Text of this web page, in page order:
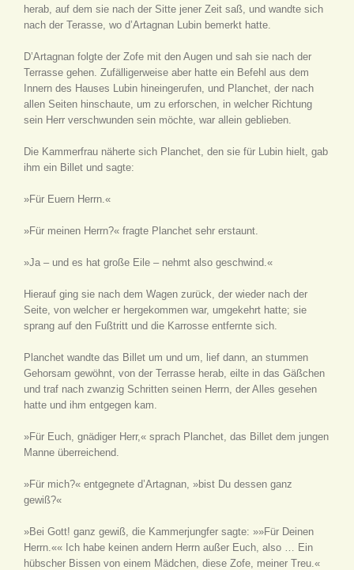
herab, auf dem sie nach der Sitte jener Zeit saß, und wandte sich
nach der Terasse, wo d’Artagnan Lubin bemerkt hatte.
D’Artagnan folgte der Zofe mit den Augen und sah sie nach der
Terrasse gehen. Zufälligerweise aber hatte ein Befehl aus dem
Innern des Hauses Lubin hineingerufen, und Planchet, der nach
allen Seiten hinschaute, um zu erforschen, in welcher Richtung
sein Herr verschwunden sein möchte, war allein geblieben.
Die Kammerfrau näherte sich Planchet, den sie für Lubin hielt, gab
ihm ein Billet und sagte:
»Für Euern Herrn.«
»Für meinen Herrn?« fragte Planchet sehr erstaunt.
»Ja – und es hat große Eile – nehmt also geschwind.«
Hierauf ging sie nach dem Wagen zurück, der wieder nach der
Seite, von welcher er hergekommen war, umgekehrt hatte; sie
sprang auf den Fußtritt und die Karrosse entfernte sich.
Planchet wandte das Billet um und um, lief dann, an stummen
Gehorsam gewöhnt, von der Terrasse herab, eilte in das Gäßchen
und traf nach zwanzig Schritten seinen Herrn, der Alles gesehen
hatte und ihm entgegen kam.
»Für Euch, gnädiger Herr,« sprach Planchet, das Billet dem jungen
Manne überreichend.
»Für mich?« entgegnete d’Artagnan, »bist Du dessen ganz
gewiß?«
»Bei Gott! ganz gewiß, die Kammerjungfer sagte: »»Für Deinen
Herrn.«« Ich habe keinen andern Herrn außer Euch, also … Ein
hübscher Bissen von einem Mädchen, diese Zofe, meiner Treu.«